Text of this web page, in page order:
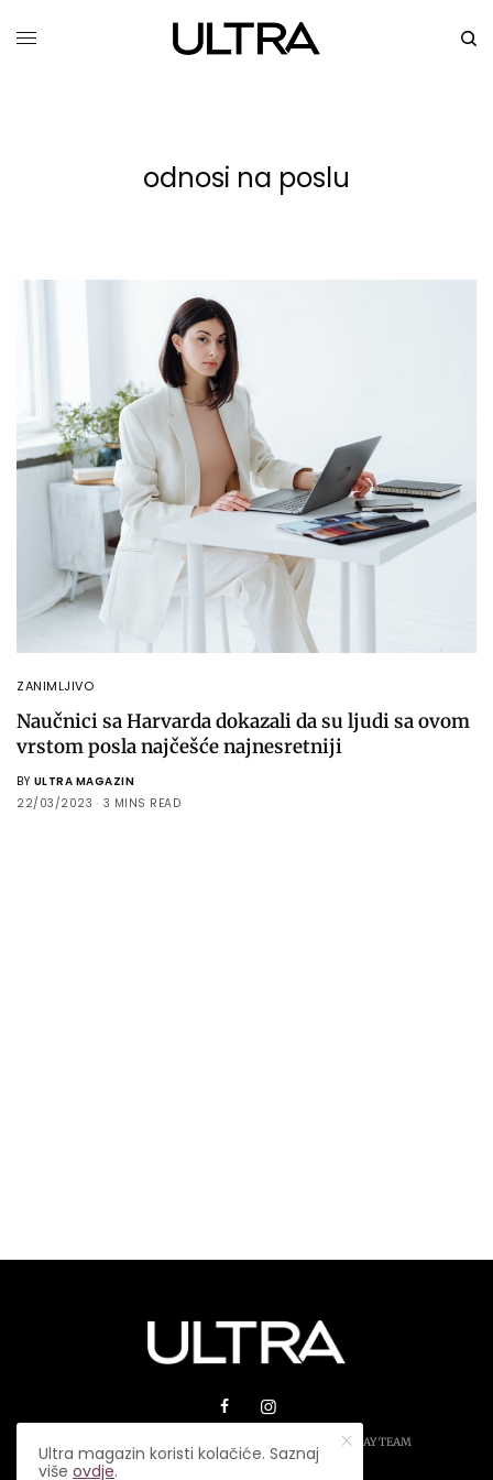
odnosi na poslu
ZANIMLJIVO
Naučnici sa Harvarda dokazali da su ljudi sa ovom
vrstom posla najčešće najnesretniji
BY ULTRA MAGAZIN
22/03/2023
3 MINS READ
© 2026 ULTRA MAGAZIN. SVA PRAVA ZADRŽANA.PLAY TEAM
Ultra magazin koristi kolačiće. Saznaj
višeovdje.